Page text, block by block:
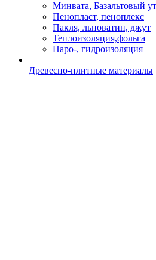
Минвата, Базальтовый
Пенопласт, пеноплекс
Пакля, льноватин, джут
Теплоизоляция,фольга
Паро-, гидроизоляция
Древесно-плитные материалы